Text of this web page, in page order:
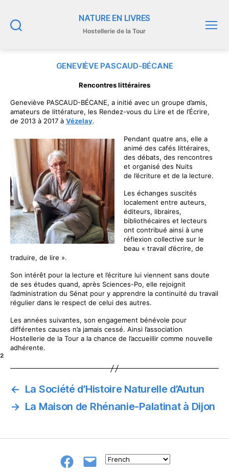
NATURE EN LIVRES
Hostellerie de la Tour
GENEVIÈVE PASCAUD-BÉCANE
Rencontres littéraires
Geneviève PASCAUD-BÉCANE, a initié avec un groupe d’amis,
amateurs de littérature, les Rendez-vous du Lire et de l’Écrire,
de 2013 à 2017 à Vézelay.
Pendant quatre ans, elle a
animé des cafés littéraires,
des débats, des rencontres
et organisé des Nuits
de l’écriture et de la lecture.
Les échanges suscités
localement entre auteurs,
éditeurs, libraires,
bibliothécaires et lecteurs
ont contribué ainsi à une
réflexion collective sur le
beau « travail d’écrire, de
traduire, de lire ».
Son intérêt pour la lecture et l’écriture lui viennent sans doute
de ses études quand, après Sciences-Po, elle rejoignit
l’administration du Sénat pour y apprendre la continuité du travail
régulier dans le respect de celui des autres.
Les années suivantes, son engagement bénévole pour
différentes causes n’a jamais cessé. Ainsi l’association
Hostellerie de la Tour a la chance de l’accueillir comme nouvelle
adhérente.
²
← La Société d’Histoire Naturelle d’Autun
→ La Maison de Rhénanie-Palatinat à Dijon
GroupeE-